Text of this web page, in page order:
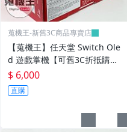
蒐機王-新舊3C商品專賣店
【蒐機王】任天堂 Switch Ole
d 遊戲掌機【可舊3C折抵購
買】E1550-S
$ 6,000
直購